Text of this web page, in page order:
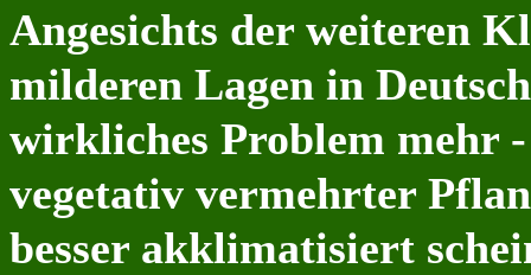
Angesichts der weiteren
milderen Lagen in
wirkliches Problem mehr
vegetativ vermehrter
besser akklimatisiert